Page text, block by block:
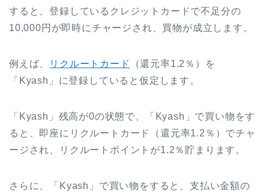
すると、登録しているクレジットカードで不足分の
10,000円が即時にチャージされ、買物が成立します。
例えば、 リクルートカード
（還元率1.2％）を
「Kyash」に登録していると仮定します。
「Kyash」残高が0の状態で、「Kyash」で買い物をす
ると、即座にリクルートカード（還元率1.2％）でチャ
ージされ、リクルートポイントが1.2％貯まります。
さらに、「Kyash」で買い物をすると、支払い金額の